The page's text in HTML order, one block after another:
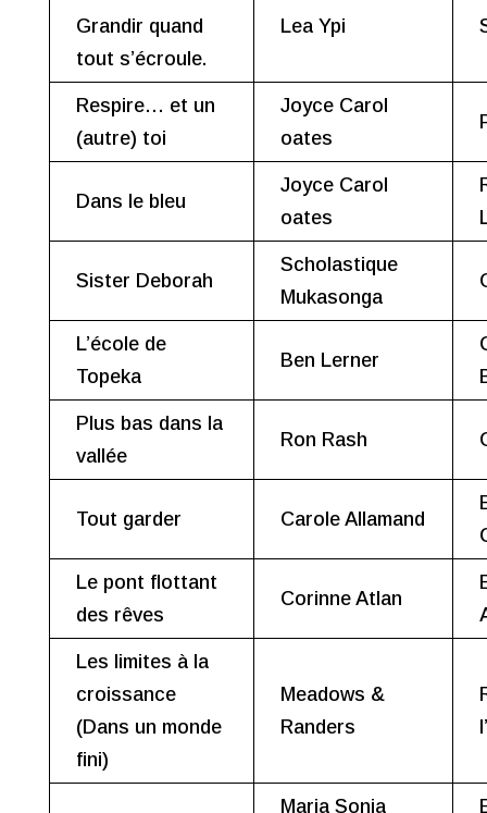
Grandir quand
tout s’écroule.
Lea Ypi
Respire… et un
(autre) toi
Joyce Carol
oates
Dans le bleu
Joyce Carol
oates
Sister Deborah
Scholastique
Mukasonga
L’école de
Topeka
Ben Lerner
Plus bas dans la
vallée
Ron Rash
Tout garder Carole Allamand
Le pont flottant
des rêves
Corinne Atlan
Les limites à la
croissance
(Dans un monde
fini)
Meadows &
Randers
Maria Sonia